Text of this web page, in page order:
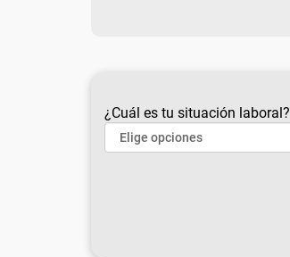
¿Cuál es tu situación laboral?